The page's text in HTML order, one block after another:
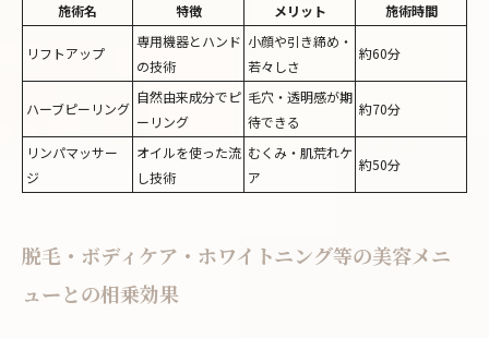
施術名 特徴 メリット 施術時間
リフトアップ
専用機器とハンド
の技術
小顔や引き締め・
若々しさ
約60分
ハーブピーリング
自然由来成分でピ
ーリング
毛穴・透明感が期
待できる
約70分
リンパマッサー
ジ
オイルを使った流
し技術
むくみ・肌荒れケ
ア
約50分
脱毛・ボディケア・ホワイトニング等の美容メニ
ューとの相乗効果